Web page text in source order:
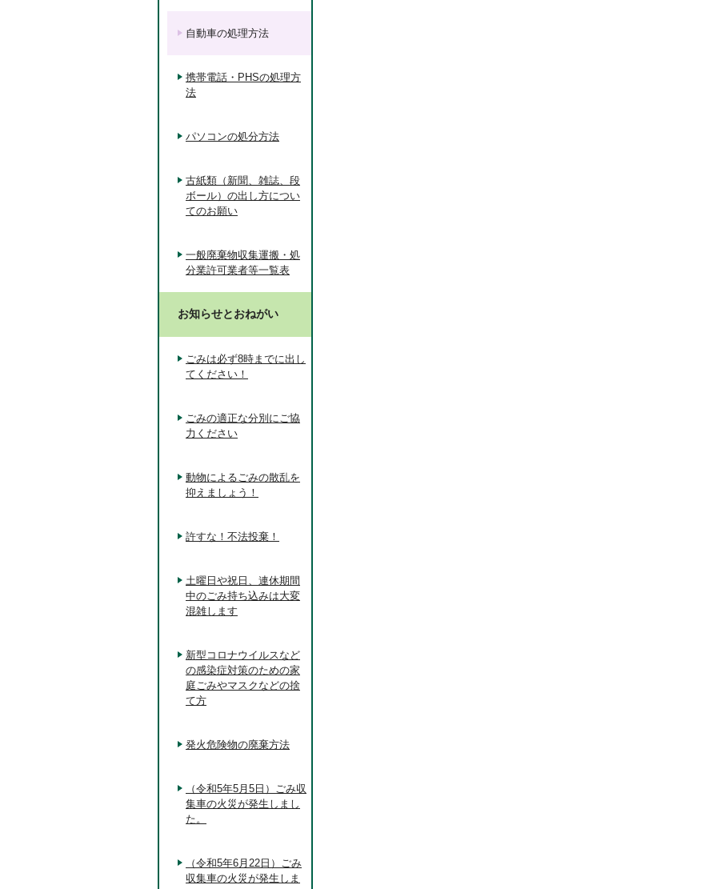
自動車の処理方法
携帯電話・PHSの処理方
法
パソコンの処分方法
古紙類（新聞、雑誌、段
ボール）の出し方につい
てのお願い
一般廃棄物収集運搬・処
分業許可業者等一覧表
お知らせとおねがい
ごみは必ず8時までに出し
てください！
ごみの適正な分別にご協
力ください
動物によるごみの散乱を
抑えましょう！
許すな！不法投棄！
土曜日や祝日、連休期間
中のごみ持ち込みは大変
混雑します
新型コロナウイルスなど
の感染症対策のための家
庭ごみやマスクなどの捨
て方
発火危険物の廃棄方法
（令和5年5月5日）ごみ収
集車の火災が発生しまし
た。
（令和5年6月22日）ごみ
収集車の火災が発生しま